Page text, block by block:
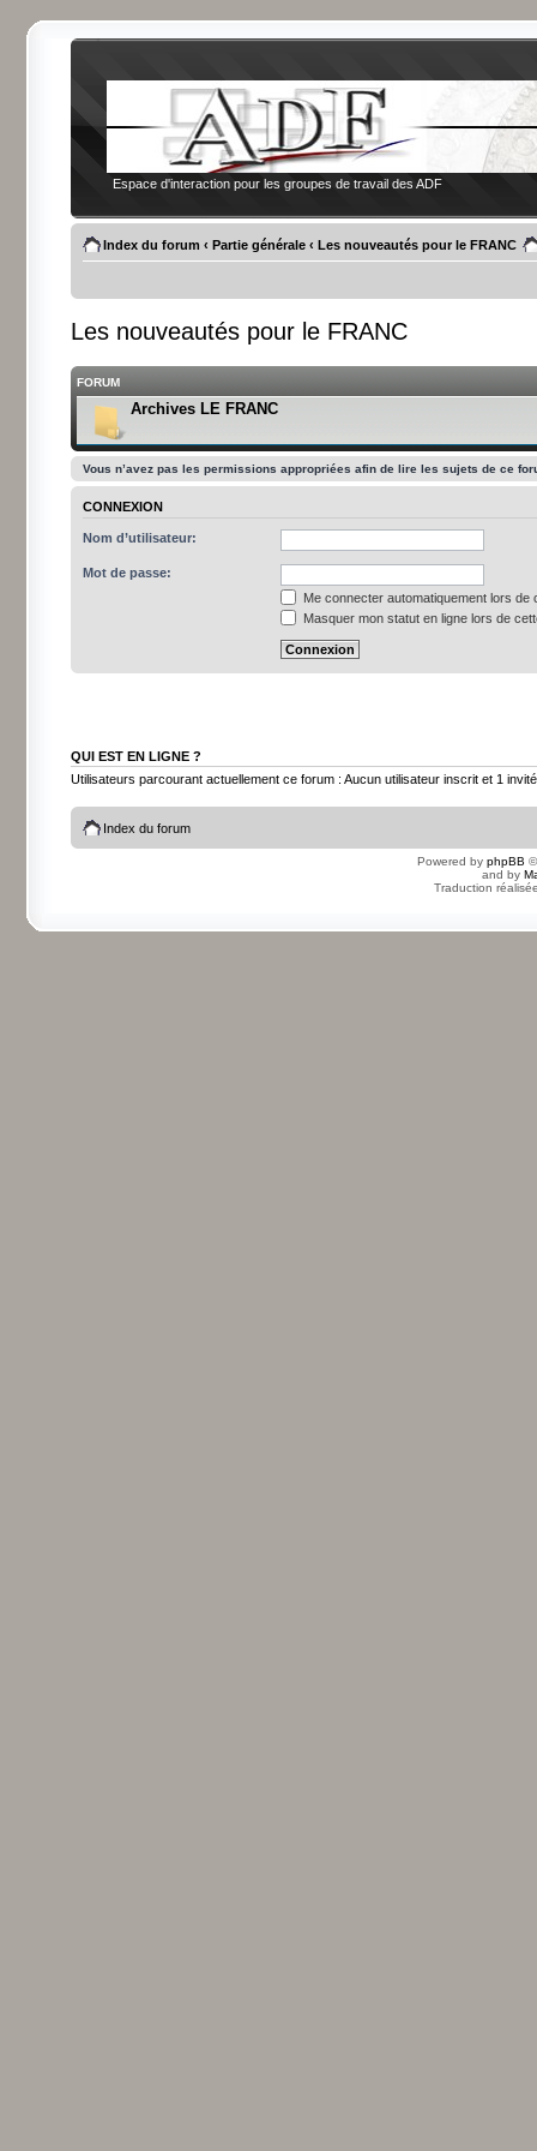
Espace d'interaction pour les groupes de travail des ADF
Index du forum ‹ Partie générale ‹ Les nouveautés pour le FRANC
Les nouveautés pour le FRANC
FORUM
Archives LE FRANC
Vous n’avez pas les permissions appropriées afin de lire les sujets de ce
CONNEXION
Nom d’utilisateur:
Mot de passe:
Me connecter automatiquement lors de
Masquer mon statut en ligne lors de
QUI EST EN LIGNE ?
Utilisateurs parcourant actuellement ce forum : Aucun utilisateur inscrit et 1 invité
Index du forum
Powered by phpBB
and by
Traduction